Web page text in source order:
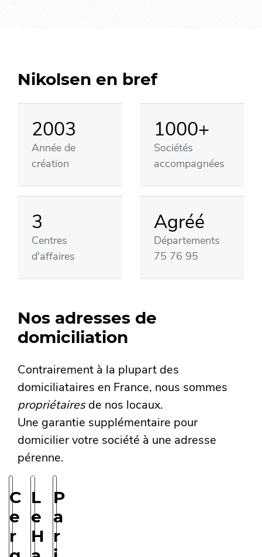
Nikolsen en bref
2003
Année de
création
1000+
Sociétés
accompagnées
3
Centres
d'affaires
Agréé
Départements
75 76 95
Nos adresses de
domiciliation
Contrairement à la plupart des
domiciliataires en France, nous sommes
propriétairesde nos locaux.
Une garantie supplémentaire pour
domicilier votre société à une adresse
pérenne.
C
e
r
L
e
H
P
a
r